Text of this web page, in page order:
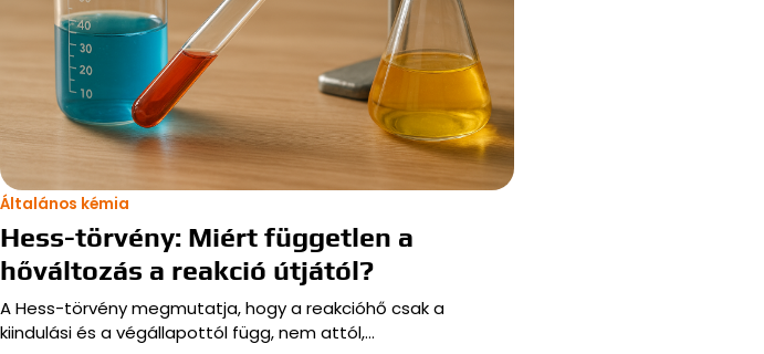
Általános kémia
Hess-törvény: Miért független a
hőváltozás a reakció útjától?
A Hess-törvény megmutatja, hogy a reakcióhő csak a
kiindulási és a végállapottól függ, nem attól,…